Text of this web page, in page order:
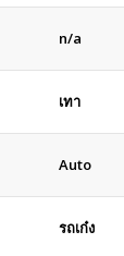
n/a
เทา
Auto
รถเก๋ง